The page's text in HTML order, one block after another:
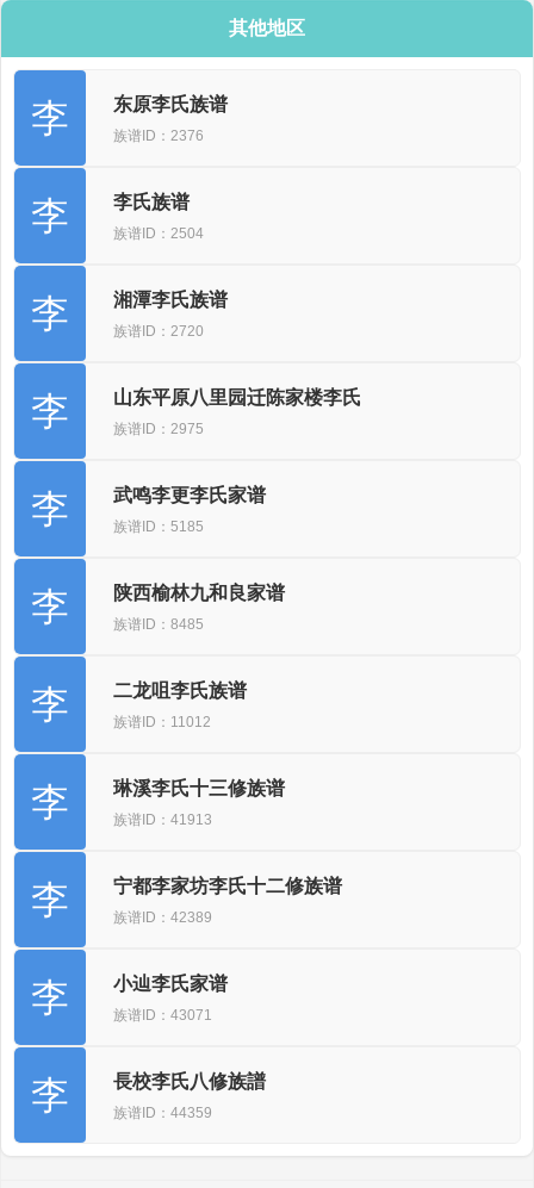
其他地区
李 东原李氏族谱
族谱ID：2376
李 李氏族谱
族谱ID：2504
李 湘潭李氏族谱
族谱ID：2720
李 山东平原八里园迁陈家楼李氏
族谱ID：2975
李 武鸣李更李氏家谱
族谱ID：5185
李 陕西榆林九和良家谱
族谱ID：8485
李 二龙咀李氏族谱
族谱ID：11012
李 琳溪李氏十三修族谱
族谱ID：41913
李 宁都李家坊李氏十二修族谱
族谱ID：42389
李 小辿李氏家谱
族谱ID：43071
李 長校李氏八修族譜
族谱ID：44359